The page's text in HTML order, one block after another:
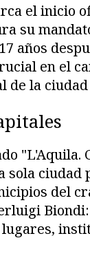
el inicio
su
años
en el
de la
sola
del